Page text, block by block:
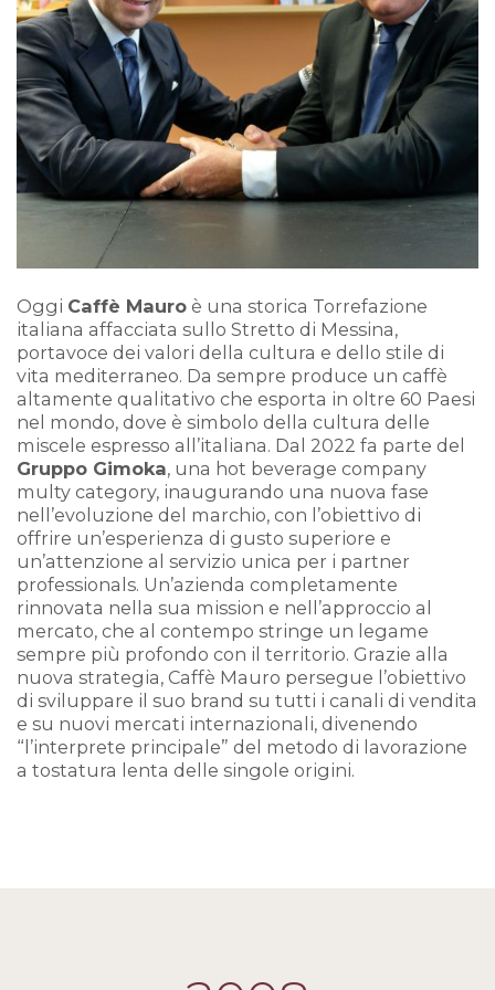
Oggi Caffè Mauro è una storica Torrefazione
italiana affacciata sullo Stretto di Messina,
portavoce dei valori della cultura e dello stile di
vita mediterraneo. Da sempre produce un caffè
altamente qualitativo che esporta in oltre 60 Paesi
nel mondo, dove è simbolo della cultura delle
miscele espresso all’italiana. Dal 2022 fa parte del
Gruppo Gimoka, una hot beverage company
multy category, inaugurando una nuova fase
nell’evoluzione del marchio, con l’obiettivo di
offrire un’esperienza di gusto superiore e
un’attenzione al servizio unica per i partner
professionals. Un’azienda completamente
rinnovata nella sua mission e nell’approccio al
mercato, che al contempo stringe un legame
sempre più profondo con il territorio. Grazie alla
nuova strategia, Caffè Mauro persegue l’obiettivo
di sviluppare il suo brand su tutti i canali di vendita
e su nuovi mercati internazionali, divenendo
“l’interprete principale” del metodo di lavorazione
a tostatura lenta delle singole origini.